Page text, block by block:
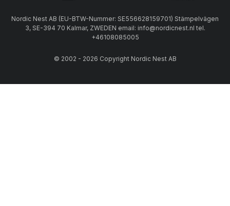
Nordic Nest AB (EU-BTW-Nummer: SE556628159701) Stämpelvägen
3, SE-394 70 Kalmar, ZWEDEN email: info@nordicnest.nl tel.
+46108085005
© 2002 - 2026 Copyright Nordic Nest AB